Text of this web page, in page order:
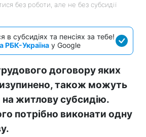
без роботи, але не без субсидії
в субсидіях та пенсіях за тебе!
РБК-Україна у Google
договору яких
також можуть
житлову субсидію.
потрібно виконати одну